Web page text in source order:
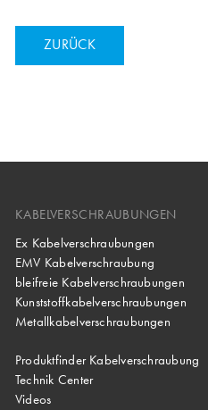
ZURÜCK
KABELVERSCHRAUBUNGEN
Ex Kabelverschraubungen
EMV Kabelverschraubung
bleifreie Kabelverschraubungen
Kunststoffkabelverschraubungen
Metallkabelverschraubungen
Produktfinder Kabelverschraubung
Technik Center
Videos